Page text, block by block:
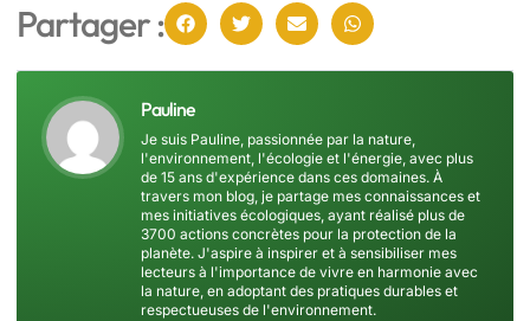
Partager :
Pauline
Je suis Pauline, passionnée par la nature,
l'environnement, l'écologie et l'énergie, avec plus
de 15 ans d'expérience dans ces domaines. À
travers mon blog, je partage mes connaissances et
mes initiatives écologiques, ayant réalisé plus de
3700 actions concrètes pour la protection de la
planète. J'aspire à inspirer et à sensibiliser mes
lecteurs à l'importance de vivre en harmonie avec
la nature, en adoptant des pratiques durables et
respectueuses de l'environnement.